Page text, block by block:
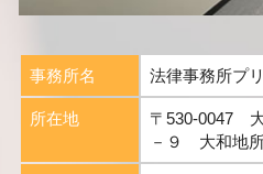
事務所名 法律事務所プ
所在地
〒530-0047
－９ 大和地